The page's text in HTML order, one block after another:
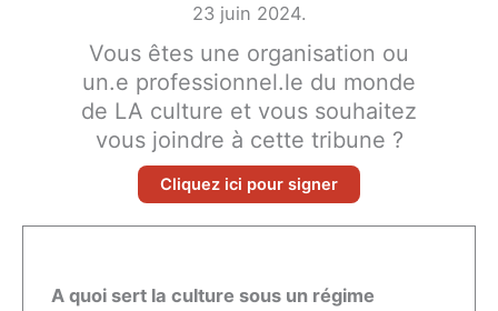
23 juin 2024.
Vous êtes une organisation ou
un.e professionnel.le du monde
de LA culture et vous souhaitez
vous joindre à cette tribune ?
Cliquez ici pour signer
A quoi sert la culture sous un régime